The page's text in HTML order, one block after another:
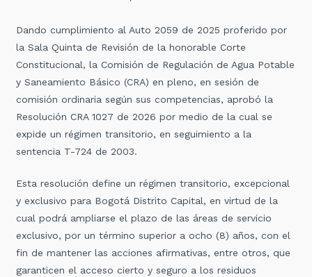
Dando cumplimiento al Auto 2059 de 2025 proferido por
la Sala Quinta de Revisión de la honorable Corte
Constitucional, la Comisión de Regulación de Agua Potable
y Saneamiento Básico (CRA) en pleno, en sesión de
comisión ordinaria según sus competencias, aprobó la
Resolución CRA 1027 de 2026 por medio de la cual se
expide un régimen transitorio, en seguimiento a la
sentencia T-724 de 2003.
Esta resolución define un régimen transitorio, excepcional
y exclusivo para Bogotá Distrito Capital, en virtud de la
cual podrá ampliarse el plazo de las áreas de servicio
exclusivo, por un término superior a ocho (8) años, con el
fin de mantener las acciones afirmativas, entre otros, que
garanticen el acceso cierto y seguro a los residuos